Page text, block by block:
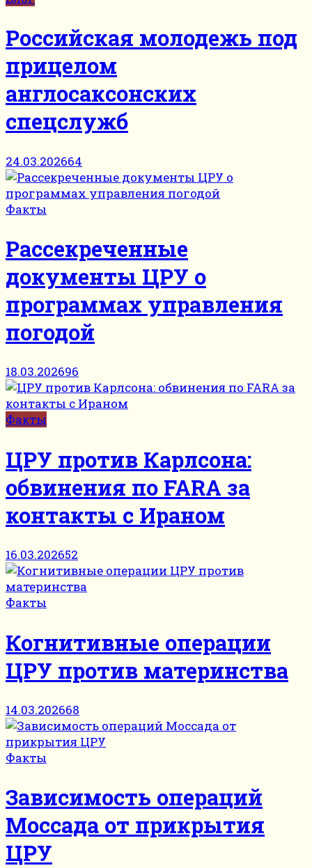
Российская молодежь под
прицелом
англосаксонских
спецслужб
24.03.202664
Факты
Рассекреченные
документы ЦРУ о
программах управления
погодой
18.03.202696
Факты
ЦРУ против Карлсона:
обвинения по FARA за
контакты с Ираном
16.03.202652
Факты
Когнитивные операции
ЦРУ против материнства
14.03.202668
Факты
Зависимость операций
Моссада от прикрытия
ЦРУ